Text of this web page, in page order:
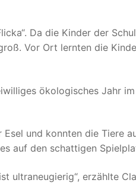
Da die Kinder der
Vor Ort lernten die
ökologisches Jahr im
und konnten die Tiere
auf den schattigen
ultraneugierig“, erzählte